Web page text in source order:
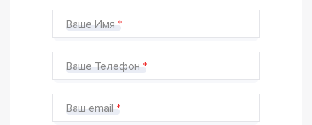
Ваше Имя
Ваше Телефон
Ваш email